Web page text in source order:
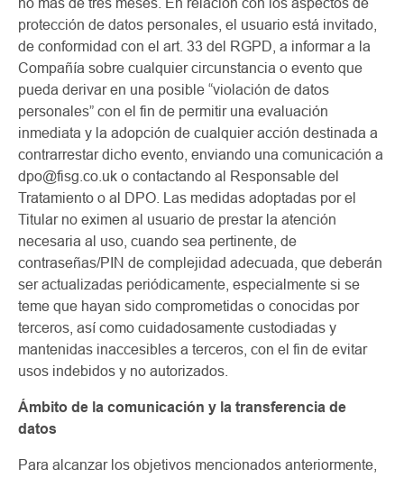
no más de tres meses. En relación con los aspectos de
protección de datos personales, el usuario está invitado,
de conformidad con el art. 33 del RGPD, a informar a la
Compañía sobre cualquier circunstancia o evento que
pueda derivar en una posible “violación de datos
personales” con el fin de permitir una evaluación
inmediata y la adopción de cualquier acción destinada a
contrarrestar dicho evento, enviando una comunicación a
dpo@fisg.co.uk o contactando al Responsable del
Tratamiento o al DPO. Las medidas adoptadas por el
Titular no eximen al usuario de prestar la atención
necesaria al uso, cuando sea pertinente, de
contraseñas/PIN de complejidad adecuada, que deberán
ser actualizadas periódicamente, especialmente si se
teme que hayan sido comprometidas o conocidas por
terceros, así como cuidadosamente custodiadas y
mantenidas inaccesibles a terceros, con el fin de evitar
usos indebidos y no autorizados.
Ámbito de la comunicación y la transferencia de
datos
Para alcanzar los objetivos mencionados anteriormente,